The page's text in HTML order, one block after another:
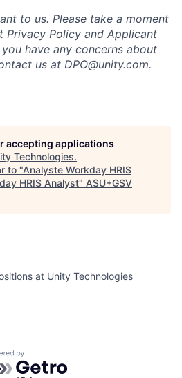
to us. Please take a moment
Privacy Policy and Applicant
have any concerns about
us at DPO@unity.com.
accepting applications
Technologies.
to "Analyste Workday HRIS
HRIS Analyst" ASU+GSV
at Unity Technologies
by Getro.com